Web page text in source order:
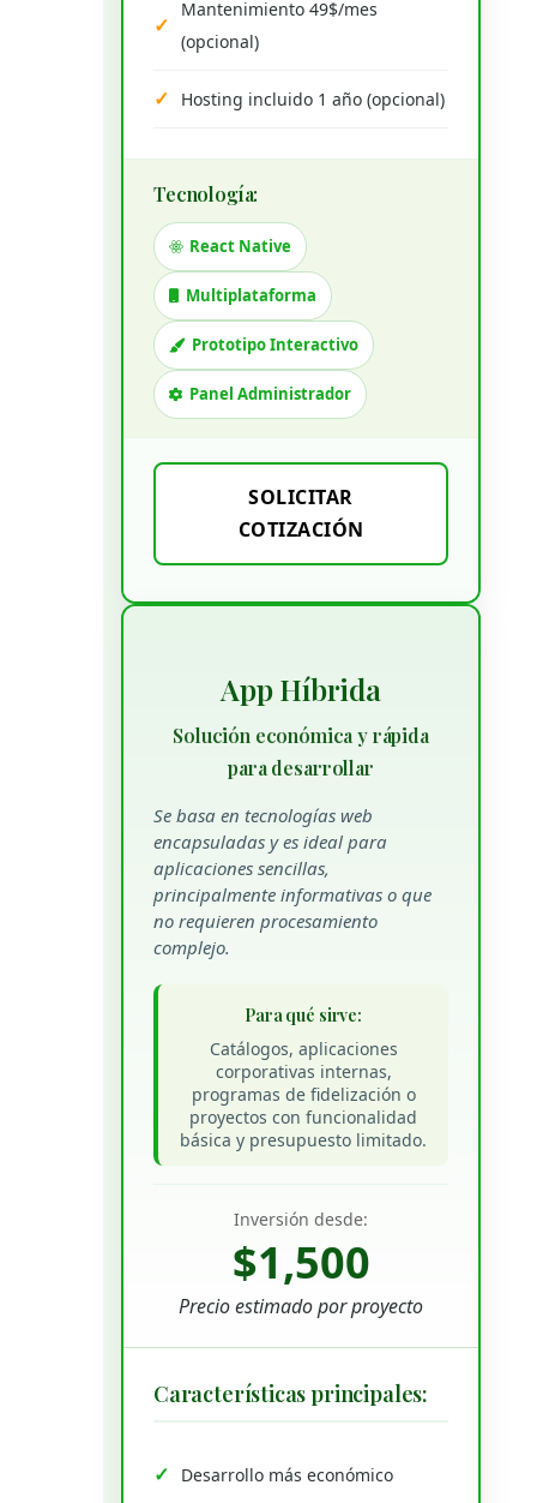
Mantenimiento 49$/mes
(opcional)
Hosting incluido 1 año (opcional)
Tecnología:
React Native
Multiplataforma
Prototipo Interactivo
Panel Administrador
SOLICITAR
COTIZACIÓN
App Híbrida
Solución económica y rápida
para desarrollar
Se basa en tecnologías web
encapsuladas y es ideal para
aplicaciones sencillas,
principalmente informativas o que
no requieren procesamiento
complejo.
Para qué sirve:
Catálogos, aplicaciones
corporativas internas,
programas de fidelización o
proyectos con funcionalidad
básica y presupuesto limitado.
Inversión desde:
$1,500
Precio estimado por proyecto
Características principales:
Desarrollo más económico